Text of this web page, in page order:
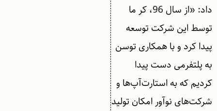
داد: «از سال 96، کر ما
توسط این شرکت توسعه
پیدا کرد و با همکاری توسن
به پلتفرمی دست پیدا
کردیم که به استارت‌آپ‌ها و
شرکت‌های نوآور امکان تولید